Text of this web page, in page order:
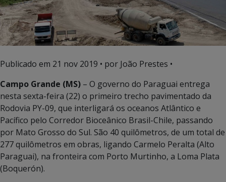
Publicado em 21 nov 2019 • por João Prestes •
Campo Grande (MS) – O governo do Paraguai entrega
nesta sexta-feira (22) o primeiro trecho pavimentado da
Rodovia PY-09, que interligará os oceanos Atlântico e
Pacífico pelo Corredor Bioceânico Brasil-Chile, passando
por Mato Grosso do Sul. São 40 quilômetros, de um total de
277 quilômetros em obras, ligando Carmelo Peralta (Alto
Paraguai), na fronteira com Porto Murtinho, a Loma Plata
(Boquerón).